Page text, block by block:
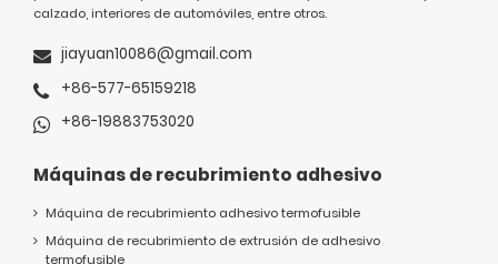
calzado, interiores de automóviles, entre otros.
jiayuan10086@gmail.com
+86-577-65159218
+86-19883753020
Máquinas de recubrimiento adhesivo
Máquina de recubrimiento adhesivo termofusible
Máquina de recubrimiento de extrusión de adhesivo
termofusible